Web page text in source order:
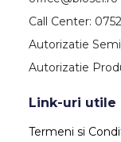
Call Center:
Autorizatie
Autorizatie
Link-uri utile
Termeni si